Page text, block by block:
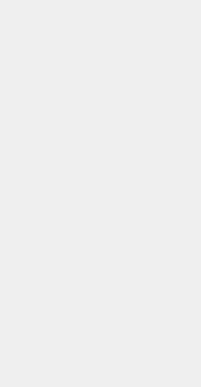
priprava in vzdrževanje tehnične
sodelovanje z drugimi IT-ekipami v
vsaj tri leta delovnih izkušenj na
dobro poznavanje diskovnih
zaželen certifikat s področja
dobro pisno in ustno izražanje v
odgovornost, kreativnost,